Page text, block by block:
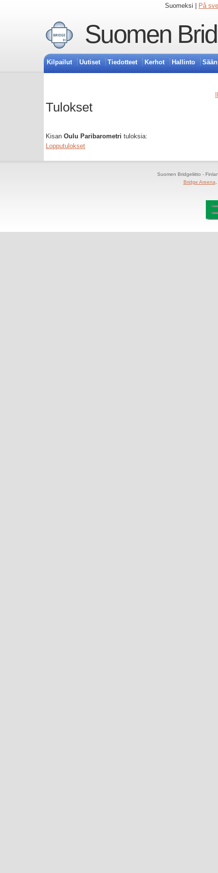
Suomeksi | På
Suomen
Kilpailut Uutiset Tiedotteet Kerhot Hallinto
Tulokset
Kisan Oulu Paribarometri tuloksia:
Lopputulokset
Suomen Bridgeliitto -
Bridge Areena